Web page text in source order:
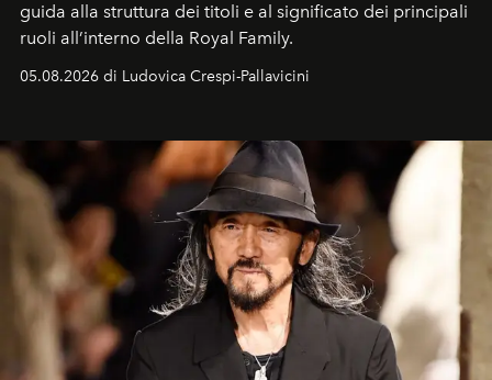
guida alla struttura dei titoli e al significato dei principali
ruoli all’interno della Royal Family.
05.08.2026 di Ludovica Crespi-Pallavicini